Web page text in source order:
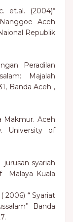
et.al. (2004)“
Aceh
Republik
Peradilan
Majalah
Banda Aceh ,
Makmur. Aceh
University of
syariah
Malaya Kuala
2006) “ Syariat
Banda